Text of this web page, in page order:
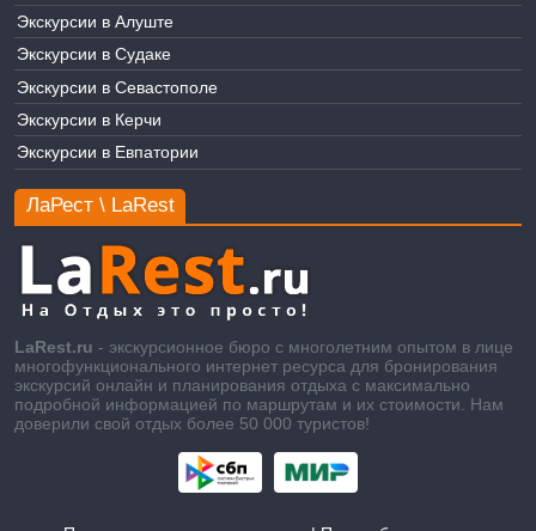
Экскурсии в Алуште
Экскурсии в Судаке
Экскурсии в Севастополе
Экскурсии в Керчи
Экскурсии в Евпатории
ЛаРест \ LaRest
LaRest.ru - экскурсионное бюро с многолетним опытом в лице
многофункционального интернет ресурса для бронирования
экскурсий онлайн и планирования отдыха с максимально
подробной информацией по маршрутам и их стоимости. Нам
доверили свой отдых более 50 000 туристов!